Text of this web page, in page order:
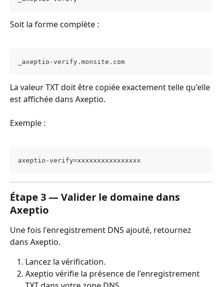
Soit la forme complète :
_axeptio-verify.monsite.com
La valeur TXT doit être copiée exactement telle qu'elle
est affichée dans Axeptio.
Exemple :
axeptio-verify=xxxxxxxxxxxxxxxx
Étape 3 — Valider le domaine dans
Axeptio
Une fois l'enregistrement DNS ajouté, retournez
dans Axeptio.
Lancez la vérification.
Axeptio vérifie la présence de l'enregistrement